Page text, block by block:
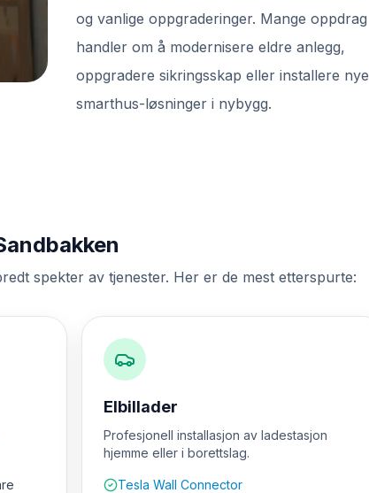
og vanlige oppgraderinger. Mange oppdrag
handler om å modernisere eldre anlegg,
oppgradere sikringsskap eller installere nye
smarthus-løsninger i nybygg.
spekter av tjenester. Her er de mest etterspurte:
Elbillader
Profesjonell installasjon av ladestasjon
hjemme eller i borettslag.
Tesla Wall Connector